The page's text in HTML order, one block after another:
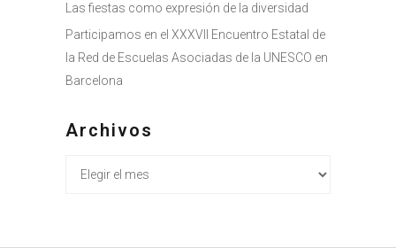
Las fiestas como expresión de la diversidad
Participamos en el XXXVII Encuentro Estatal de
la Red de Escuelas Asociadas de la UNESCO en
Barcelona
Archivos
Archivos